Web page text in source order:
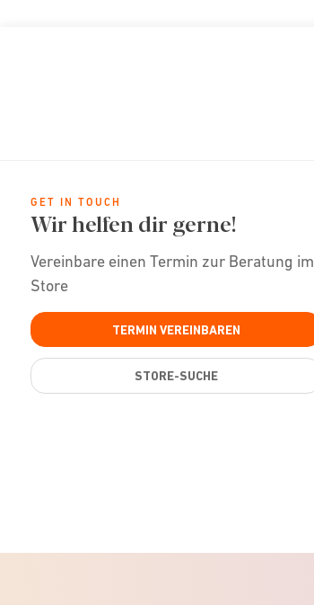
GET IN TOUCH
Wir helfen dir gerne!
Vereinbare einen Termin zur Beratung im
Store
TERMIN VEREINBAREN
STORE-SUCHE